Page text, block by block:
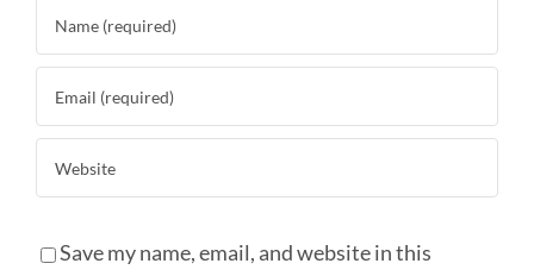
Save my name, email, and website in this